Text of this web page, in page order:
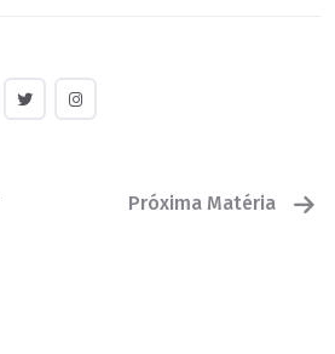
Próxima Matéria